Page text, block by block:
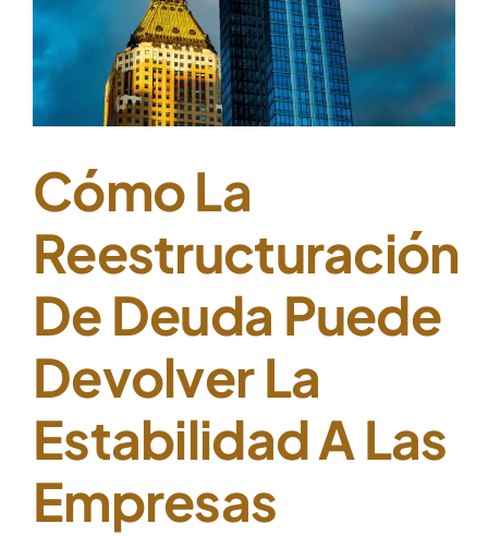
Cómo La
Reestructuración
De Deuda Puede
Devolver La
Estabilidad A Las
Empresas